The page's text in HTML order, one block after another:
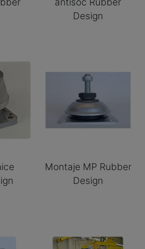
antisoc Rubber
Design
Montaje MP Rubber
Design